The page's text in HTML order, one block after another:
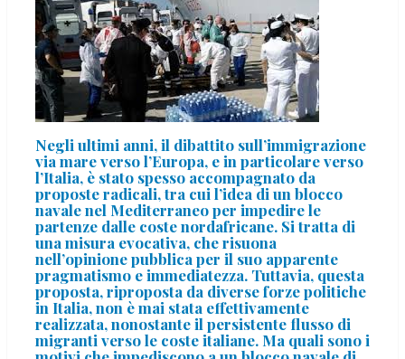
Negli ultimi anni, il dibattito sull’immigrazione
via mare verso l’Europa, e in particolare verso
l’Italia, è stato spesso accompagnato da
proposte radicali, tra cui l’idea di un blocco
navale nel Mediterraneo per impedire le
partenze dalle coste nordafricane. Si tratta di
una misura evocativa, che risuona
nell’opinione pubblica per il suo apparente
pragmatismo e immediatezza. Tuttavia, questa
proposta, riproposta da diverse forze politiche
in Italia, non è mai stata effettivamente
realizzata, nonostante il persistente flusso di
migranti verso le coste italiane. Ma quali sono i